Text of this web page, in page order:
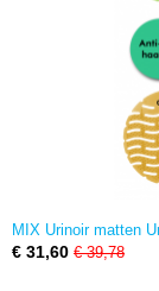
MIX Urinoir matten
€ 31,60 € 39,78